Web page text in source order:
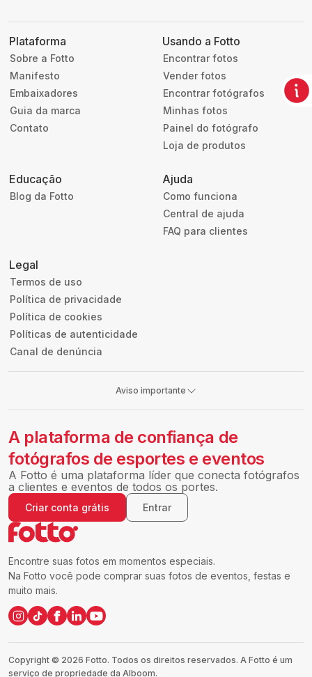
Plataforma
Sobre a Fotto
Manifesto
Embaixadores
Guia da marca
Contato
Usando a Fotto
Encontrar fotos
Vender fotos
Encontrar fotógrafos
Minhas fotos
Painel do fotógrafo
Loja de produtos
Educação
Blog da Fotto
Ajuda
Como funciona
Central de ajuda
FAQ para clientes
Legal
Termos de uso
Política de privacidade
Política de cookies
Políticas de autenticidade
Canal de denúncia
Aviso importante
Encontre suas fotos em momentos especiais.
Na Fotto você pode comprar suas fotos de eventos, festas e
muito mais.
A plataforma de confiança de
fotógrafos de esportes e eventos
A Fotto é uma plataforma líder que conecta fotógrafos
a clientes e eventos de todos os portes.
Criar conta grátis Entrar
Copyright © 2026 Fotto. Todos os direitos reservados. A Fotto é um
serviço de propriedade da Alboom.